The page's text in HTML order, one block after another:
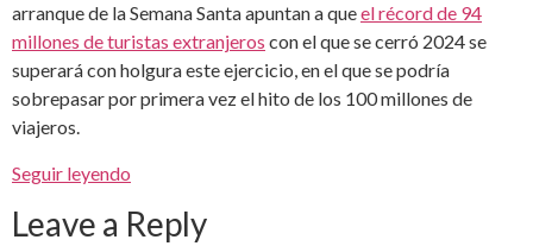
arranque de la Semana Santa apuntan a queel récord de 94
millones de turistas extranjeros con el que se cerró 2024 se
superará con holgura este ejercicio, en el que se podría
sobrepasar por primera vez el hito de los 100 millones de
viajeros.
Seguir leyendo
Leave a Reply